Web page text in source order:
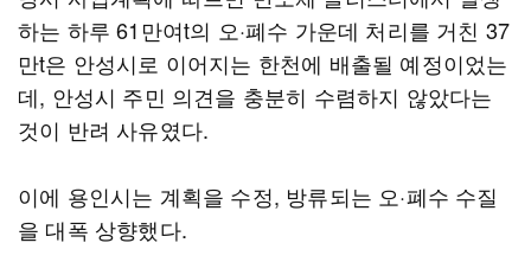
하는 하루 61만여t의 오·폐수 가운데 처리를 거친 37
만t은 안성시로 이어지는 한천에 배출될 예정이었는
데, 안성시 주민 의견을 충분히 수렴하지 않았다는
것이 반려 사유였다.
이에 용인시는 계획을 수정, 방류되는 오·폐수 수질
을 대폭 상향했다.